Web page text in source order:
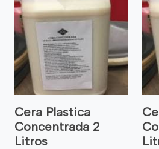
Cera Plastica
Concentrada 2
Litros